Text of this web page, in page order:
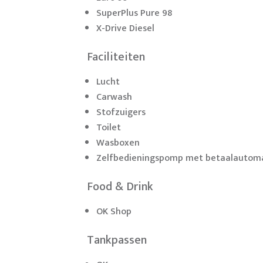
SuperPlus Pure 98
X-Drive Diesel
Faciliteiten
Lucht
Carwash
Stofzuigers
Toilet
Wasboxen
Zelfbedieningspomp met
Food & Drink
OK Shop
Tankpassen